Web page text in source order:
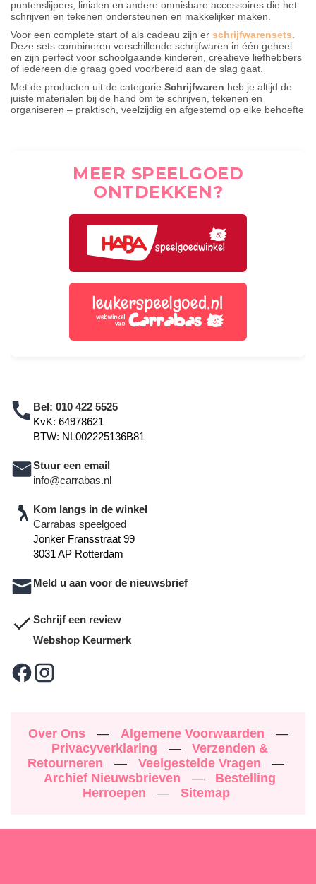
puntenslijpers, linialen en andere onmisbare accessoires die het
schrijven en tekenen ondersteunen en makkelijker maken.
Voor een complete start of als cadeau zijn er schrijfwarensets.
Deze sets combineren verschillende schrijfwaren in één geheel
en zijn perfect voor schoolgaande kinderen, creatieve liefhebbers
of iedereen die graag goed voorbereid aan de slag gaat.
Met de producten uit de categorie Schrijfwaren heb je altijd de
juiste materialen bij de hand om te schrijven, tekenen en
organiseren – praktisch, veelzijdig en afgestemd op elke behoefte
MEER SPEELGOED
ONTDEKKEN?
Bel: 010 422 5525
KvK: 64978621
BTW: NL002225136B81
Stuur een email
info@carrabas.nl
Kom langs in de winkel
Carrabas speelgoed
Jonker Fransstraat 99
3031 AP Rotterdam
Meld u aan voor de nieuwsbrief
Schrijf een review
Webshop Keurmerk
Over Ons — Algemene Voorwaarden
—
Privacyverklaring
—
Verzenden &
Retourneren
— Veelgestelde Vragen
—
Archief Nieuwsbrieven
—
Bestelling
Herroepen
— Sitemap